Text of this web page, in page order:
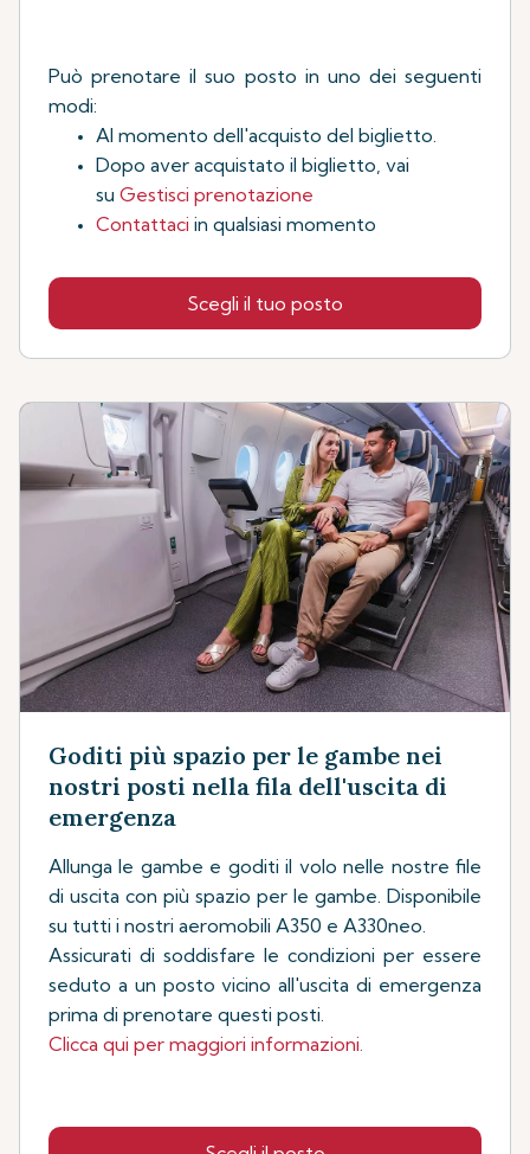
Può prenotare il suo posto in uno dei seguenti
modi:
Al momento dell'acquisto del biglietto.
Dopo aver acquistato il biglietto, vai
su Gestisci prenotazione
Contattaci in qualsiasi momento
Scegli il tuo posto
Goditi più spazio per le gambe nei
nostri posti nella fila dell'uscita di
emergenza
Allunga le gambe e goditi il volo nelle nostre file
di uscita con più spazio per le gambe. Disponibile
su tutti i nostri aeromobili A350 e A330neo.
Assicurati di soddisfare le condizioni per essere
seduto a un posto vicino all'uscita di emergenza
prima di prenotare questi posti.
Clicca qui per maggiori informazioni.